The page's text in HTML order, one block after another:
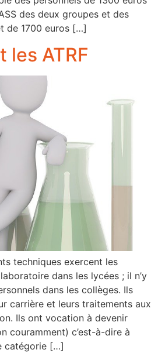
des deux groupes et des
de 1700 euros […]
les ATRF
techniques exercent les
dans les lycées ; il n’y
dans les collèges. Ils
carrière et leurs traitements aux
Ils ont vocation à devenir
couramment) c’est-à-dire à
catégorie […]